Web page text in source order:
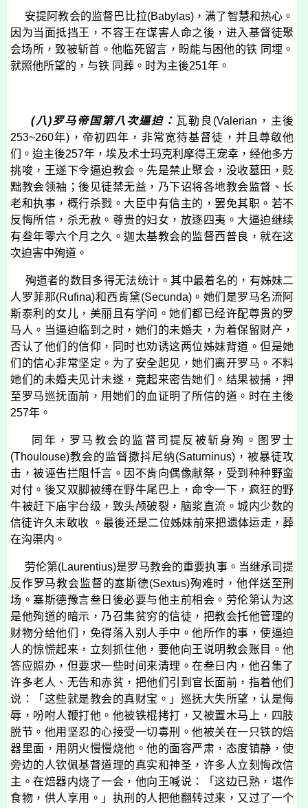
安提阿教会的监督巴比拉(Babylas)，满了智慧和热心。
因为当面抵挡王，不容王在谋害人命之後，进入基督徒聚
会场所，致被斩首。他临死留言，盼能与困他的铁 同埋。
就照他所望的，与铁 同葬。时为主後251年。
(八 )罗马帝国第八次逼迫： 瓦勒良 (Valerian ，主後
253~260年) ，帝初四年，非常宽待基督徒，并且尊敬他
们。迨主後257年，埃及术士玛克利摩得王宠幸，经他多方
挑唆，王遂下令逼迫教会。先是禁止聚会，没收墓田，贬
黜教会领袖；後见徒禁无益，乃下诏将各地教会监督、长
老和执事，概行杀戮。大臣中有信主的，罢免其职。若不
反悔所信，杀无赦。尊贵的妇女，放逐四夷。大逼迫继续
有叁年零六个月之久。迦太基教会的监督西普良，就在这
次迫害中殉道。
殉道者的数目多得无法统计。其中最着名的，有姊妹二
人罗菲那(Rufina)和西肯黛(Secunda)。她们是罗马名流阿
斯泰利的女儿，美丽且有学问。她们都已经许配尊贵的罗
马人。当逼迫临到之时，她们的未婚夫，为着保留财产，
否认了他们的信仰，同时也劝诱这两位姊妹背道。但是她
们的信心非常坚定。为了安全起见，她们离开罗马。不料
她们的未婚夫见计未遂，竟起来密告她们。结果被捕，押
至罗马巡抚面前，用她们的血证明了所信的道。时在主後
257年。
同年，罗马教会的监督司提反被斩身殉。图罗士
(Thoulouse)教会的监督撒抖尼纳(Saturninus) ，被暴徒攻
击，被诬告拦阻忏言。因不肯向偶像献祭，受到种种野蛮
对付。後又双脚被缚在野牛尾巴上，命令一下，疯狂的野
牛被赶下庙宇台级，致头颅破裂，脑浆直流。城内少数的
信徒许久未敢收 。最後还是二位姊妹前来把遗体运走，葬
在沟渠内。
劳伦第(Laurentius)是罗马教会的重要执事。当继承司提
反作罗马教会监督的塞斯德(Sextus)殉难时，他伴送至刑
场。塞斯德豫言叁日後必要与他主前相会。劳伦第认为这
是他殉道的暗示，乃召集贫穷的信徒，把教会托他管理的
财物分给他们，免得落入别人手中。他所作的事，使逼迫
人的惊慌起来，立刻抓住他，要他向王说明教会账目。他
答应照办，但要求一些时间来清理。在叁日内，他召集了
许多老人、无告和赤贫，把他们引到官长面前，指着他们
说：「这些就是教会的真财宝。」巡抚大失所望，认是侮
辱，吩咐人鞭打他。他被铁棍拷打，又被置木马上，四肢
脱节。他用坚忍的心接受一切毒刑。他被关在一只铁的焙
器里面，用阴火慢慢烧他。他的面容严肃，态度镇静，使
旁边的人钦佩基督道理的真实和神圣，许多人立刻悔改信
主。在焙器内烧了一会，他向王喊说：「这边已熟，堪作
食物，供人享用。」执刑的人把他翻转过来，又过了一个